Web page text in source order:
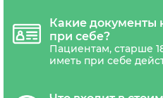
Направления на МРТ
только беременным
Какие документы
при себе?
Пациентам, старше
иметь при себе